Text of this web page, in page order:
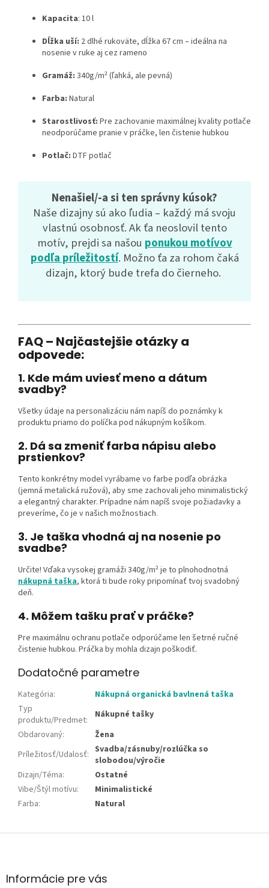
Kapacita: 10 l
Dĺžka uší: 2 dlhé rukoväte, dĺžka 67 cm – ideálna na
nosenie v ruke aj cez rameno
Gramáž: 340g/m² (ľahká, ale pevná)
Farba: Natural
Starostlivosť: Pre zachovanie maximálnej kvality potlače
neodporúčame pranie v práčke, len čistenie hubkou
Potlač: DTF potlač
Nenašiel/-a si ten správny kúsok?
Naše dizajny sú ako ľudia – každý má svoju
vlastnú osobnosť. Ak ťa neoslovil tento
motív, prejdi sa našou ponukou motívov
podľa príležitostí. Možno ťa za rohom čaká
dizajn, ktorý bude trefa do čierneho.
FAQ – Najčastejšie otázky a
odpovede:
1. Kde mám uviesť meno a dátum
svadby?
Všetky údaje na personalizáciu nám napíš do poznámky k
produktu priamo do políčka pod nákupným košíkom.
2. Dá sa zmeniť farba nápisu alebo
prstienkov?
Tento konkrétny model vyrábame vo farbe podľa obrázka
(jemná metalická ružová), aby sme zachovali jeho minimalistický
a elegantný charakter. Prípadne nám napíš svoje požiadavky a
preveríme, čo je v našich možnostiach.
3. Je taška vhodná aj na nosenie po
svadbe?
Určite! Vďaka vysokej gramáži 340g/m² je to plnohodnotná
nákupná taška, ktorá ti bude roky pripomínať tvoj svadobný
deň.
4. Môžem tašku prať v práčke?
Pre maximálnu ochranu potlače odporúčame len šetrné ručné
čistenie hubkou. Práčka by mohla dizajn poškodiť.
Dodatočné parametre
Kategória:
Nákupná organická bavlnená taška
Typ
produktu/Predmet:
Nákupné tašky
Obdarovaný:
Žena
Príležitosť/Udalosť: Svadba/zásnuby/rozlúčka so
slobodou/výročie
Dizajn/Téma:
Ostatné
Vibe/Štýl motívu:
Minimalistické
Farba: Natural
Z
äInformácie pre vás